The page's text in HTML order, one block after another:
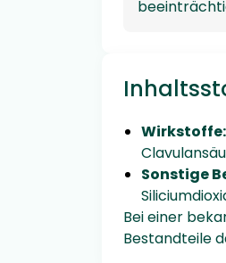
Wirkstoffe:
Sonstige
Bei einer
Bestandteile